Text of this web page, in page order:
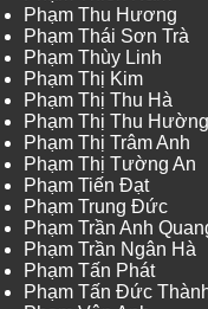
Phạm Thu Hương
Phạm Thái Sơn Trà
Phạm Thùy Linh
Phạm Thị Kim
Phạm Thị Thu Hà
Phạm Thị Thu Hường
Phạm Thị Trâm Anh
Phạm Thị Tường An
Phạm Tiến Đạt
Phạm Trung Đức
Phạm Trần Anh
Phạm Trần Ngân Hà
Phạm Tấn Phát
Phạm Tấn Đức